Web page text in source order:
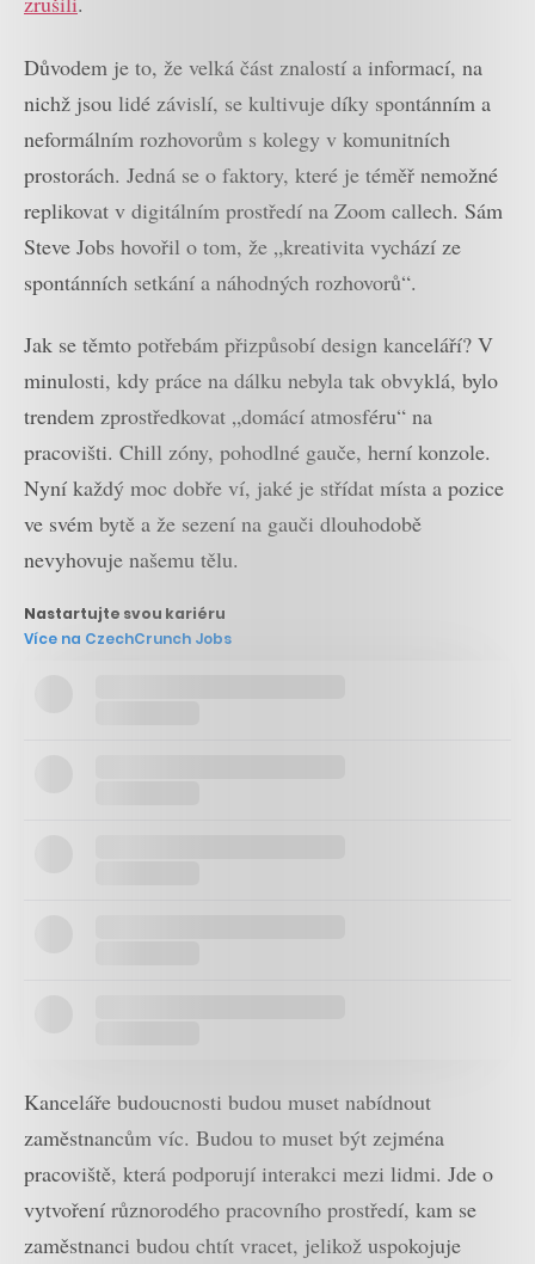
Důvodem je to, že velká část znalostí a informací, na
nichž jsou lidé závislí, se kultivuje díky spontánním a
neformálním rozhovorům s kolegy v komunitních
prostorách. Jedná se o faktory, které je téměř nemožné
replikovat v digitálním prostředí na Zoom callech. Sám
Steve Jobs hovořil o tom, že „kreativita vychází ze
spontánních setkání a náhodných rozhovorů“.
Jak se těmto potřebám přizpůsobí design kanceláří? V
minulosti, kdy práce na dálku nebyla tak obvyklá, bylo
trendem zprostředkovat „domácí atmosféru“ na
pracovišti. Chill zóny, pohodlné gauče, herní konzole.
Nyní každý moc dobře ví, jaké je střídat místa a pozice
ve svém bytě a že sezení na gauči dlouhodobě
nevyhovuje našemu tělu.
Nastartujte svou kariéru
Více na CzechCrunch Jobs
Kanceláře budoucnosti budou muset nabídnout
zaměstnancům víc. Budou to muset být zejména
pracoviště, která podporují interakci mezi lidmi. Jde o
vytvoření různorodého pracovního prostředí, kam se
zaměstnanci budou chtít vracet, jelikož uspokojuje